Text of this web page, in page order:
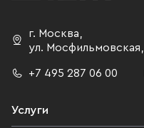
г. Москва,
ул. Мосфильмовская,
+7 495 287 06 00
Услуги